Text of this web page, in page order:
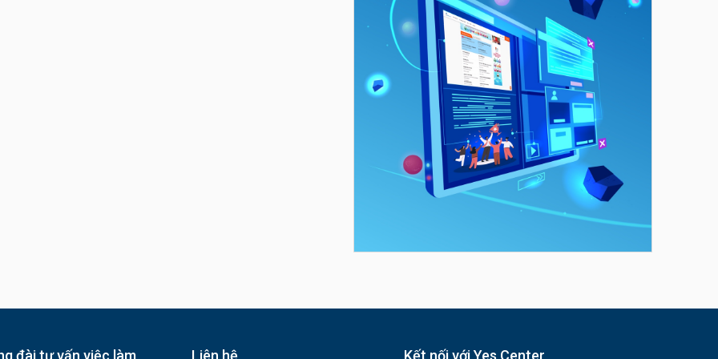
đài tư vấn việc làm Liên hệ Kết nối với Yes Center